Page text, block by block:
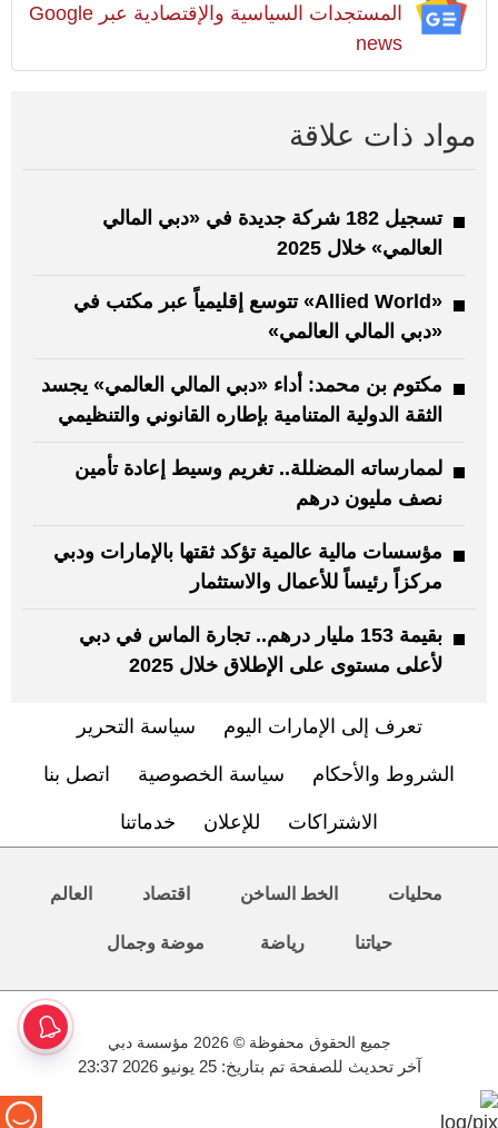
المستجدات السياسية والإقتصادية عبر Google
news
مواد ذات علاقة
تسجيل 182 شركة جديدة في «دبي المالي
العالمي» خلال 2025
«Allied World» تتوسع إقليمياً عبر مكتب في
«دبي المالي العالمي»
مكتوم بن محمد: أداء «دبي المالي العالمي» يجسد
الثقة الدولية المتنامية بإطاره القانوني والتنظيمي
لممارساته المضللة.. تغريم وسيط إعادة تأمين
نصف مليون درهم
مؤسسات مالية عالمية تؤكد ثقتها بالإمارات ودبي
مركزاً رئيساً للأعمال والاستثمار
بقيمة 153 مليار درهم.. تجارة الماس في دبي
لأعلى مستوى على الإطلاق خلال 2025
تعرف إلى الإمارات اليوم سياسة التحرير
الشروط والأحكام سياسة الخصوصية اتصل بنا
الاشتراكات للإعلان خدماتنا
محليات الخط الساخن اقتصاد العالم
حياتنا رياضة موضة وجمال
جميع الحقوق محفوظة © 2026 مؤسسة دبي
آخر تحديث للصفحة تم بتاريخ: 25 يونيو 2026 23:37